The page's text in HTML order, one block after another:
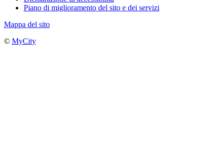
Piano di miglioramento del sito e dei servizi
Mappa del sito
© MyCity